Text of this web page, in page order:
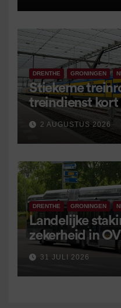
DRENTHE GRONINGEN
Stiekeme
treindienst kort
2 AUGUSTUS 2026
DRENTHE GRONINGEN
Landelijke
zekerheid in
voor 9
31 JULI 2026